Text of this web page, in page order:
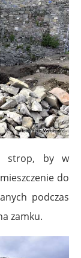
strop, by w
do
podczas
zamku.